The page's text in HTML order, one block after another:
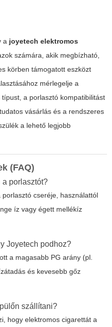
a joyetech elektromos
számára, akik megbízható,
körben támogatott eszközt
mérlegelje a
a porlasztó kompatibilitást
vásárlás és a rendszeres
a lehető legjobb
(FAQ)
a porlasztót?
cseréje, használattól
íz vagy égett mellékíz
Joyetech podhoz?
a magasabb PG arány (pl.
és kevesebb gőz
szállítani?
hogy elektromos cigarettát a